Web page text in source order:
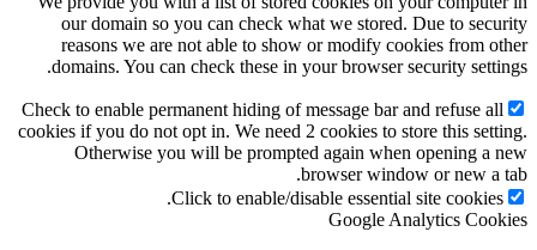
our domain so you can check what we stored. Due to security
reasons we are not able to show or modify cookies from other
domains. You can check these in your browser security settings.
Check to enable permanent hiding of message bar and refuse all
cookies if you do not opt in. We need 2 cookies to store this setting.
Otherwise you will be prompted again when opening a new
browser window or new a tab.
Click to enable/disable essential site cookies.
Google Analytics Cookies